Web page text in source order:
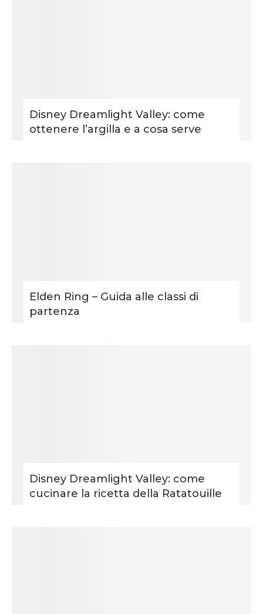
Disney Dreamlight Valley: come
ottenere l’argilla e a cosa serve
Elden Ring – Guida alle classi di
partenza
Disney Dreamlight Valley: come
cucinare la ricetta della Ratatouille